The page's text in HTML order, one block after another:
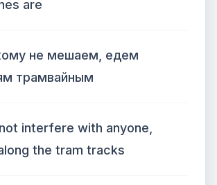
are
не мешаем, едем
трамвайным
interfere with anyone,
the tram tracks